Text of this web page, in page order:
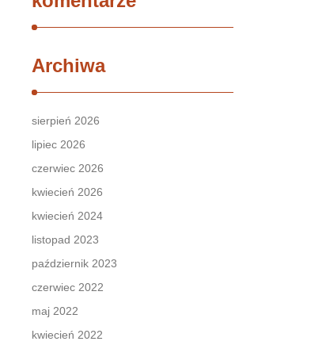
Archiwa
sierpień 2026
lipiec 2026
czerwiec 2026
kwiecień 2026
kwiecień 2024
listopad 2023
październik 2023
czerwiec 2022
maj 2022
kwiecień 2022